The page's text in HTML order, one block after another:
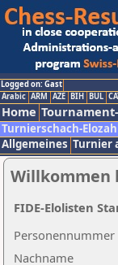
Logged on: Gast
Arabic ARM AZE BIH BUL
Home
Turnierschach-
Allgemeines Turnier
Willkommen
Nachname
Personennummer
FIDE-Elolisten